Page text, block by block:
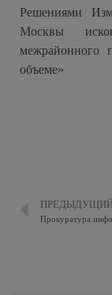
Решениями
Москвы
межрайонного
объеме»
Прокуратура